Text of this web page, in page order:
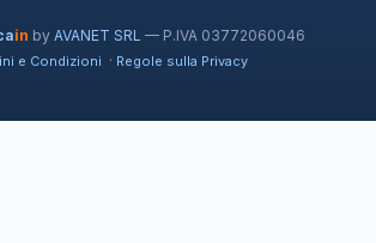
in by AVANET SRL — P.IVA 03772060046
e Condizioni · Regole sulla Privacy